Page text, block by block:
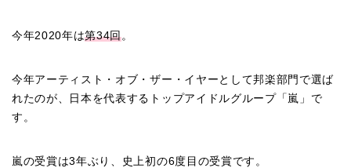
今年2020年は第34回。
今年アーティスト・オブ・ザー・イヤーとして邦楽部門で選ば
れたのが、日本を代表するトップアイドルグループ「嵐」で
す。
嵐の受賞は3年ぶり、史上初の6度目の受賞です。